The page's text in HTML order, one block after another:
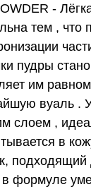
-
тем , что
пудры
им
вуаль .
слоем ,
в
подходящий
формуле